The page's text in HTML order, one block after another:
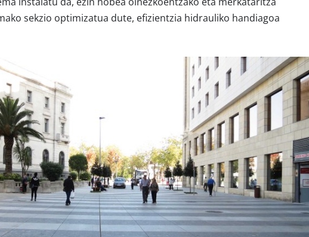
instalatu da, ezin hobea oinezkoentzako eta merkataritza
sekzio optimizatua dute, efizientzia hidrauliko handiagoa